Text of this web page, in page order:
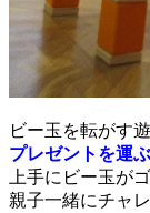
ビー玉を転がす
プレゼントを運
上手にビー玉が
親子一緒にチャ